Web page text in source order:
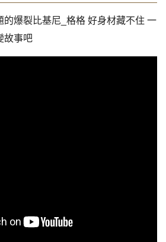
的爆裂比基尼_格格 好身材藏不住 一
故事吧